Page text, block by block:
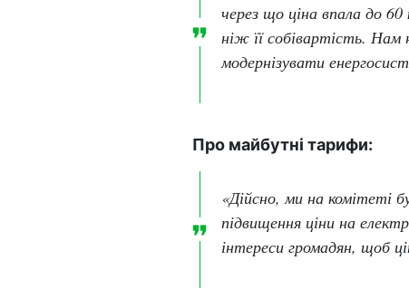
через що ціна впала до
ніж її собівартість.
модернізувати
Про майбутні тарифи:
«Дійсно, ми на комітеті
підвищення ціни на
інтереси громадян, щоб